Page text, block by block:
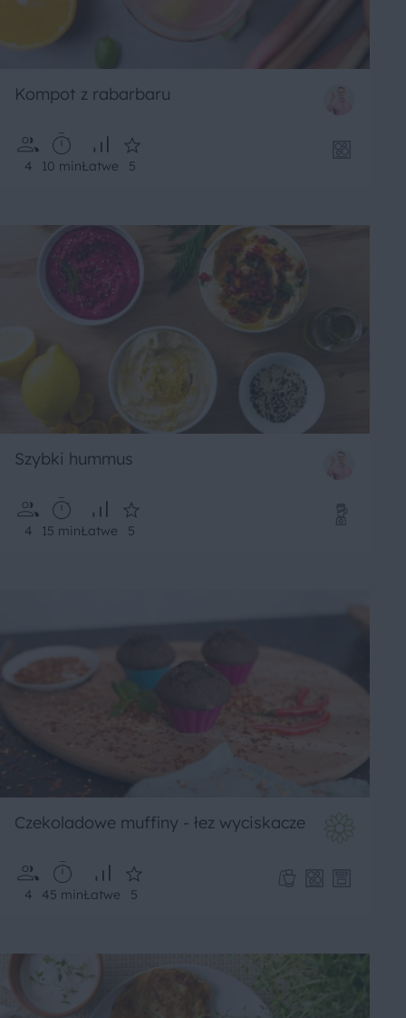
Kompot z rabarbaru
4 10 minŁatwe 5
Szybki hummus
4 15 minŁatwe 5
Czekoladowe muffiny - łez wyciskacze
4 45 minŁatwe 5